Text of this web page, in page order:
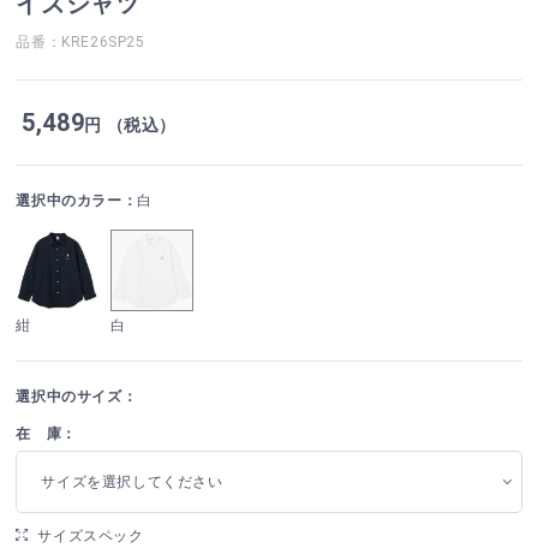
品番：KRE26SP25
5,489円 （税込）
選択中のカラー： 白
紺 白
選択中のサイズ：
在 庫：
サイズを選択してください
サイズスペック